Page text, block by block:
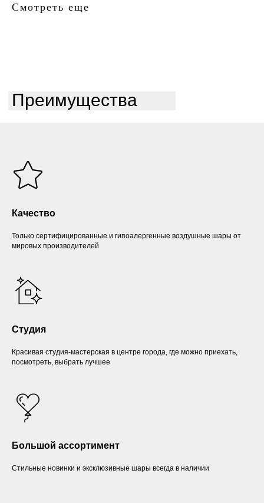
Смотреть еще
Преимущества
Качество
Только сертифицированные и гипоалергенные воздушные шары от
мировых производителей
Студия
Красивая студия-мастерская в центре города, где можно приехать,
посмотреть, выбрать лучшее
Большой ассортимент
Стильные новинки и эксклюзивные шары всегда в наличии